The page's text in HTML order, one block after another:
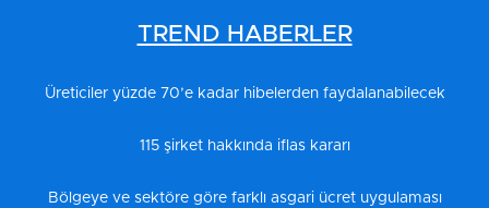
TREND HABERLER
Üreticiler yüzde 70’e kadar hibelerden faydalanabilecek
115 şirket hakkında iflas kararı
Bölgeye ve sektöre göre farklı asgari ücret uygulaması